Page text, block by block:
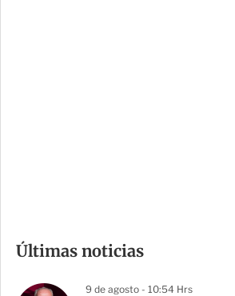
p
a
Últimas noticias
9 de agosto - 10:54 Hrs